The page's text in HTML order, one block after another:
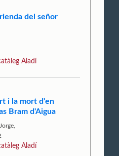
del señor
Aladí
i la mort d'en
Bram d'Aigua
Aladí